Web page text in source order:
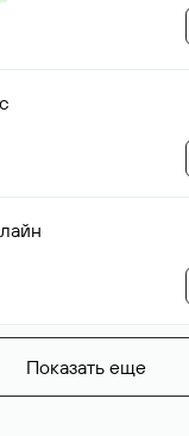
Показать еще